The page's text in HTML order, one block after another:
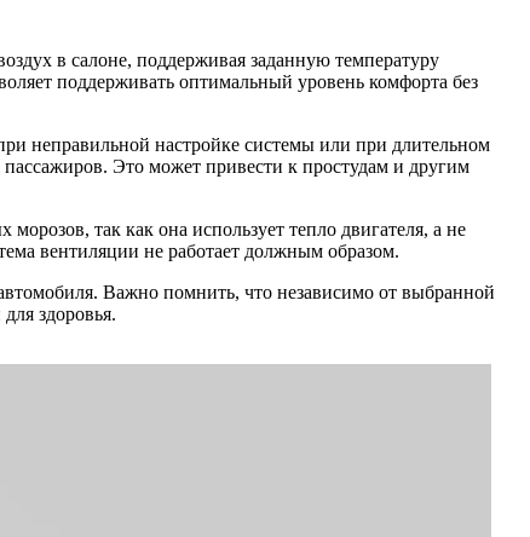
в салоне, поддерживая заданную температуру
поддерживать оптимальный уровень комфорта без
неправильной настройке системы или при длительном
Это может привести к простудам и другим
так как она использует тепло двигателя, а не
вентиляции не работает должным образом.
Важно помнить, что независимо от выбранной
здоровья.